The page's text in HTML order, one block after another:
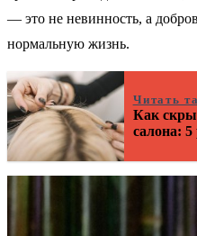
— это не невинность, а
нормальную жизнь.
Читать
Как
салона: